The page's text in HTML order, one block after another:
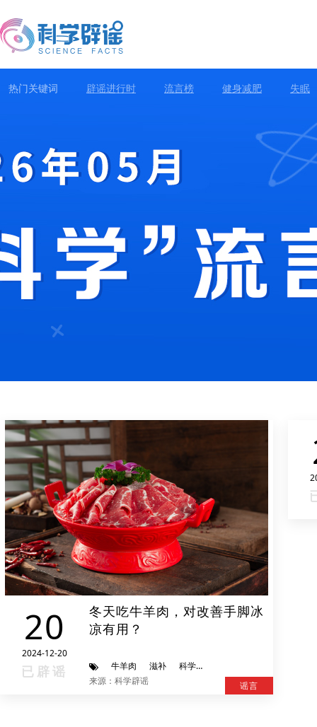
热门关键词 辟谣进行时 流言榜 健身减肥 失眠
20
2024-12-20
已辟谣
冬天吃牛羊肉，对改善手脚冰
凉有用？
牛羊肉 滋补
科学辟谣进行时
来源：科学辟谣
谣言